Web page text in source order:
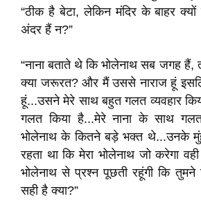
“ठीक है बेटा, लेकिन मंदिर के बाहर क्यों
अंदर हैं न?”
“नाना बताते थे कि भोलेनाथ सब जगह हैं,
क्या जरूरत? और मैं उससे नाराज हूं
हूं...उसने मेरे साथ बहुत गलत व्यवहार
गलत किया है...मेरे नाना के साथ गलत
भोलेनाथ के कितने बड़े भक्त थे...उनके
रहता था कि मेरा भोलेनाथ जो करेगा
भोलेनाथ से प्रश्न पूछती रहूंगी कि
सही है क्या?”